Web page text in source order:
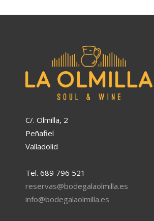
C/. Olmilla, 2
Peñafiel
Valladolid
Tel. 689 796 521
reservas@bodegalaolmilla.es
info@bodegalaolmilla.es